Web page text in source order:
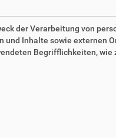
der Verarbeitung von
Inhalte sowie externen
Begrifflichkeiten,